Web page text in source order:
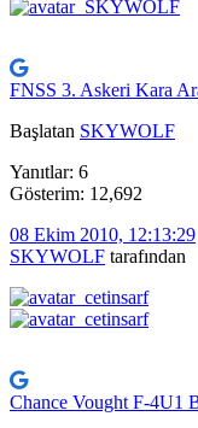
FNSS 3. Askeri Kara
Başlatan SKYWOLF
Yanıtlar: 6
Gösterim: 12,692
08 Ekim 2010, 12:13:29
SKYWOLF tarafından
Chance Vought F-4U1